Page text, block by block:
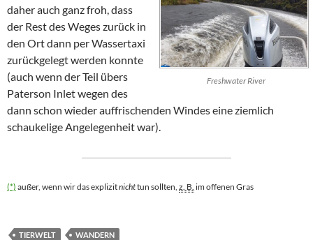
Freshwater River
daher auch ganz froh, dass
der Rest des Weges zurück in
den Ort dann per Wassertaxi
zurückgelegt werden konnte
(auch wenn der Teil übers
Paterson Inletwegen des
dann schon wieder auffrischenden Windes eine ziemlich
schaukelige Angelegenheit war).
(*) außer, wenn wir das explizitnichttun sollten, z. B. im offenen Gras
TIERWELT WANDERN